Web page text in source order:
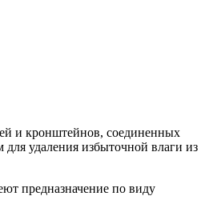
и кронштейнов, соединенных
удаления избыточной влаги из
предназначение по виду